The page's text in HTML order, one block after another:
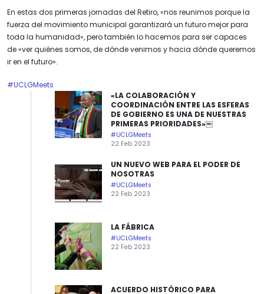
En estas dos primeras jornadas del Retiro, «nos reunimos porque la
fuerza del movimiento municipal garantizará un futuro mejor para
toda la humanidad», pero también lo hacemos para ser capaces
de «ver quiénes somos, de dónde venimos y hacia dónde queremos
ir en el futuro».
#UCLGMeets
«LA COLABORACIÓN Y
COORDINACIÓN ENTRE LAS ESFERAS
DE GOBIERNO ES UNA DE NUESTRAS
PRIMERAS PRIORIDADES»￼
#UCLGMeets
22 Feb 2023
UN NUEVO WEB PARA EL PODER DE
NOSOTRAS
#UCLGMeets
22 Feb 2023
LA FÁBRICA
#UCLGMeets
22 Feb 2023
ACUERDO HISTÓRICO PARA